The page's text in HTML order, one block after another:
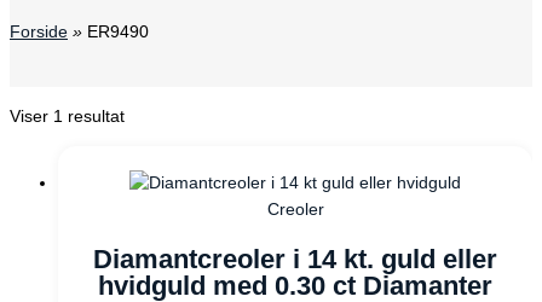
Forside » ER9490
Viser 1 resultat
Creoler
Diamantcreoler i 14 kt. guld eller
hvidguld med 0.30 ct Diamanter